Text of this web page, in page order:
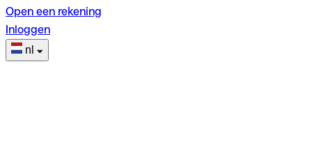
Open een rekening
Inloggen
nl